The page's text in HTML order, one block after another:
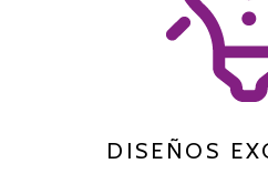
DISEÑOS